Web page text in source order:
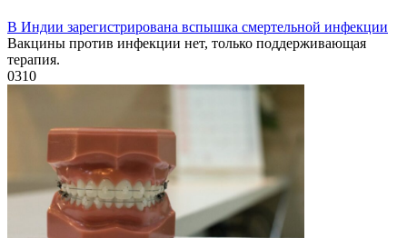
В Индии зарегистрирована вспышка смертельной инфекции
Вакцины против инфекции нет, только поддерживающая
терапия.
0310